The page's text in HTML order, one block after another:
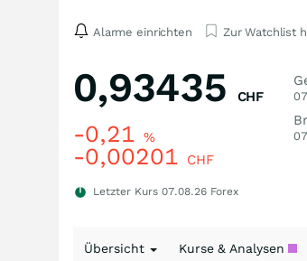
Alarme einrichten Zur Watchlist
0,93435 CHF
-0,21 %
-0,00201 CHF
Letzter Kurs 07.08.26 Forex
Übersicht Kurse & Analysen